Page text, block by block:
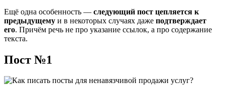
Ещё одна особенность — следующий пост цепляется к
предыдущему и в некоторых случаях даже подтверждает
его. Причём речь не про указание ссылок, а про содержание
текста.
Пост №1